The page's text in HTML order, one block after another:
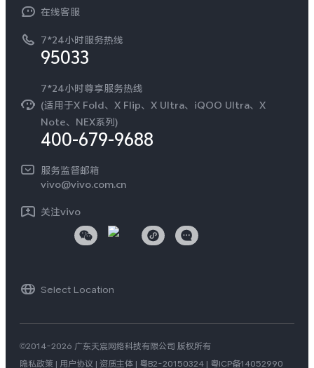
NEX系列
环保回收
安全公告
服务隐私政策
Log还原LUTs下载
vivo 办公套件
vivo 企业业务
廉正合规
国补营业执照
无线电发射设备销售备案
工作机会
新闻资讯
可持续发展
vivo 蔡司影像
开发者社区
蓝河操作系统
在线客服
7*24小时服务热线
95033
7*24小时尊享服务热线
(适用于X Fold、X Flip、X Ultra、iQOO Ultra、X
Note、NEX系列)
400-679-9688
服务监督邮箱
vivo@vivo.com.cn
关注vivo
Select Location
©2014-2026 广东天宸网络科技有限公司 版权所有
隐私政策 | 用户协议 | 资质主体 | 粤B2-20150324 | 粤ICP备14052990